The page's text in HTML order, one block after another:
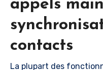
appels
contacts
La plupart des